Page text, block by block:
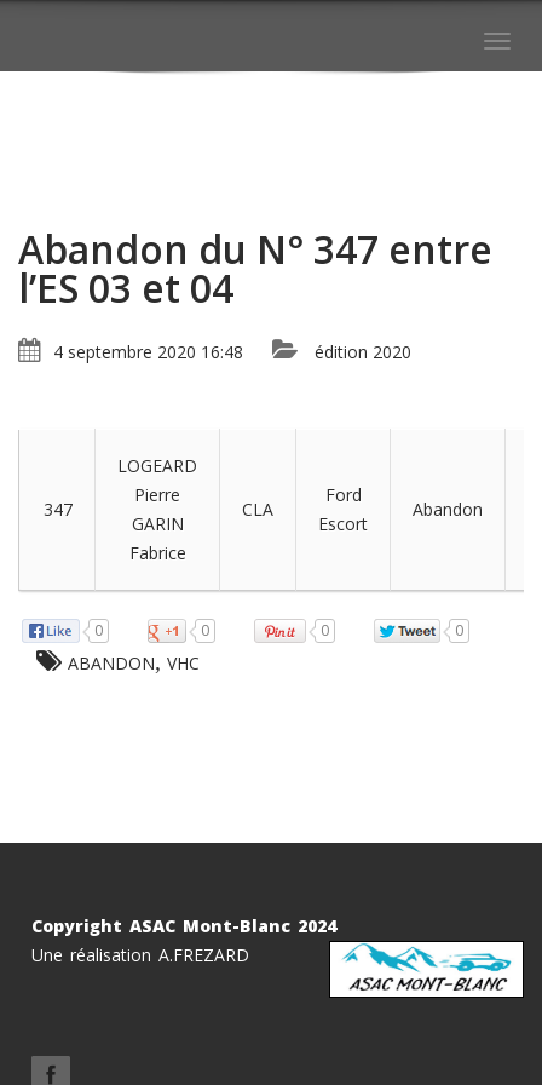
Abandon du N° 347 entre
l’ES 03 et 04
4 septembre 2020 16:48 édition 2020
347
LOGEARD
Pierre
GARIN
Fabrice
CLA
Ford
Escort
Abandon
0 0 0 0
ABANDON, VHC
Copyright ASAC Mont-Blanc 2024
Une réalisation A.FREZARD